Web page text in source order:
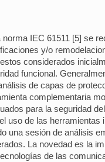
norma IEC 61511 [5] se
y/o
considerados
funcional.
de capas de
complementaria
para la seguridad
uso de las herramientas
una sesión de análisis
La novedad es la
de las